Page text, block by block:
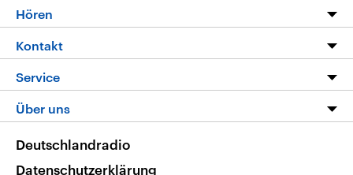
Programm
Die Nachrichten
Nachrichtenleicht
Neue Beiträge auf dlf.de
Hören
Livestream
Podcasts
Deutschlandfunk App
Nachrichten App
Frequenzen
Kontakt
Hörerservice
Service
FAQ
Veranstaltungen
Über uns
Deutschlandradio
Datenschutzerklärung